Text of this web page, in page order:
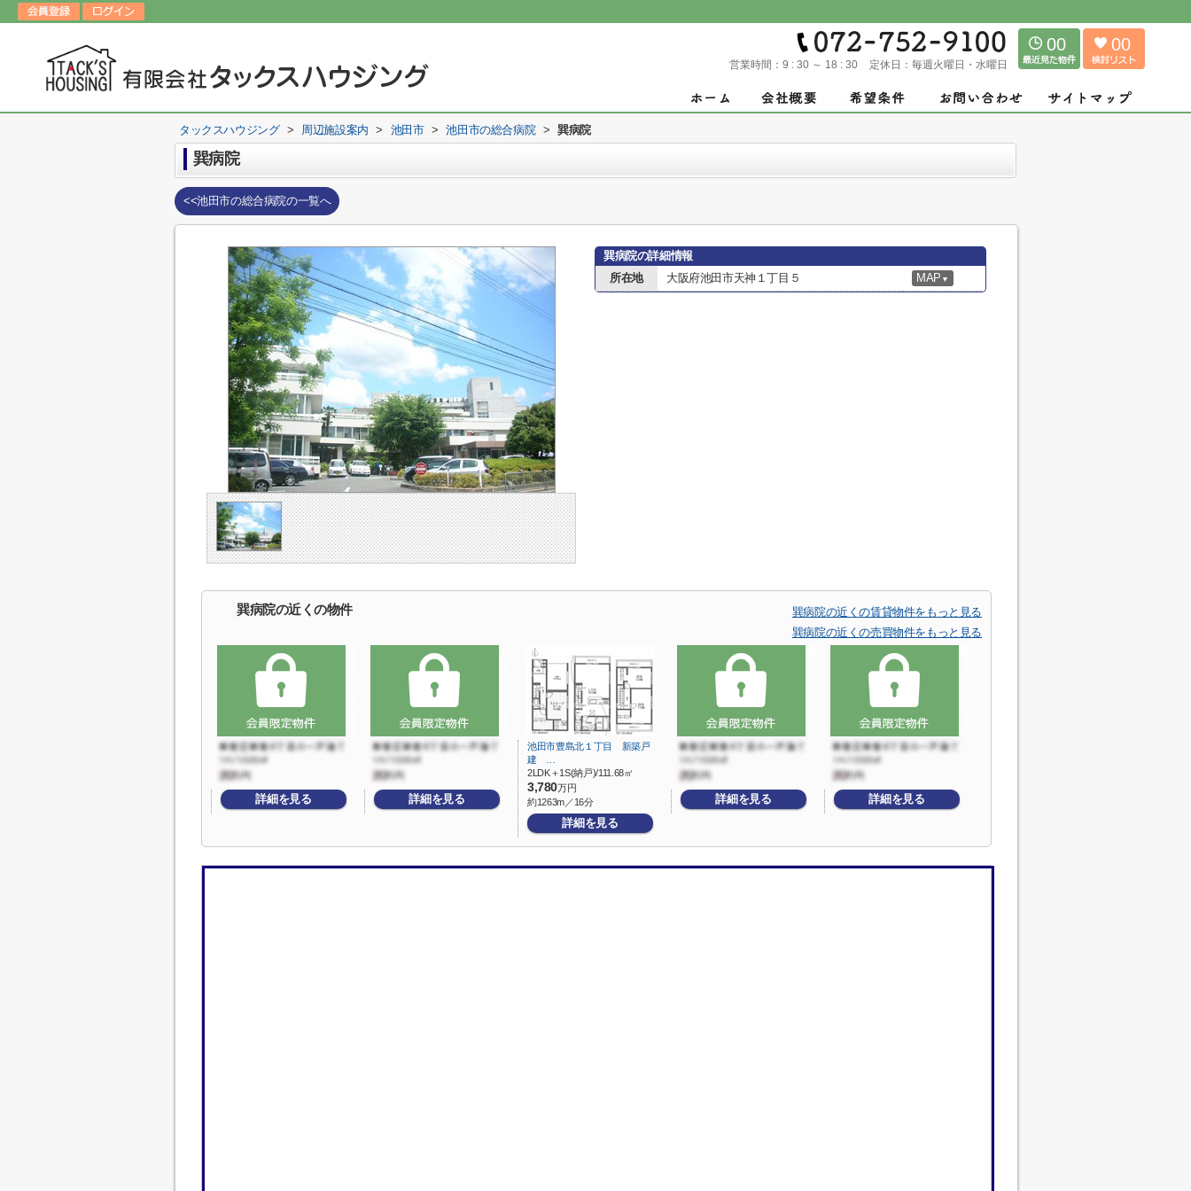
営業時間： 9 : 30 ～ 18 : 30 定休日： 毎週火曜日・水曜日
00 00
タックスハウジング > 周辺施設案内 > 池田市 > 池田市の総合病院 > 巽病院
巽病院
<<池田市の総合病院の一覧へ
巽病院の詳細情報
所在地
大阪府池田市天神１丁目５ MAP ▼
巽病院の近くの物件
巽病院の近くの賃貸物件をもっと見る
巽病院の近くの売買物件をもっと見る
詳細を見る 詳細を見る
池田市豊島北１丁目 新築戸
建 …
2LDK＋1S(納戸)/111.68㎡
3,780万円
約1263m／16分
詳細を見る
詳細を見る 詳細を見る